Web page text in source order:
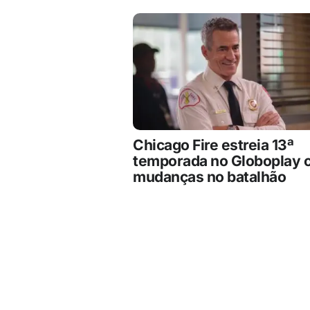
Chicago Fire estreia 13ª
temporada no Globoplay
mudanças no batalhão